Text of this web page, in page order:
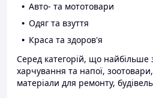
Авто- та мототовари
Одяг та взуття
Краса та здоров'я
Серед категорій, що найбільше
харчування та напої,
матеріали для ремонту,